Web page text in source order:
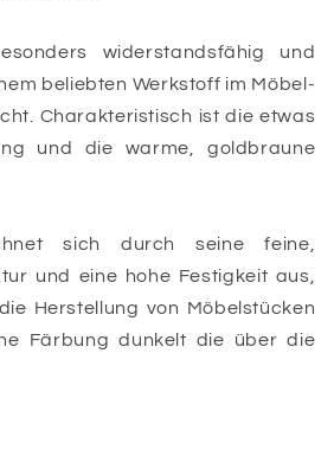
widerstandsfähig und
beliebten Werkstoff im Möbel-
Charakteristisch ist die etwas
und die warme, goldbraune
sich durch seine feine,
und eine hohe Festigkeit aus,
Herstellung von Möbelstücken
Färbung dunkelt die über die